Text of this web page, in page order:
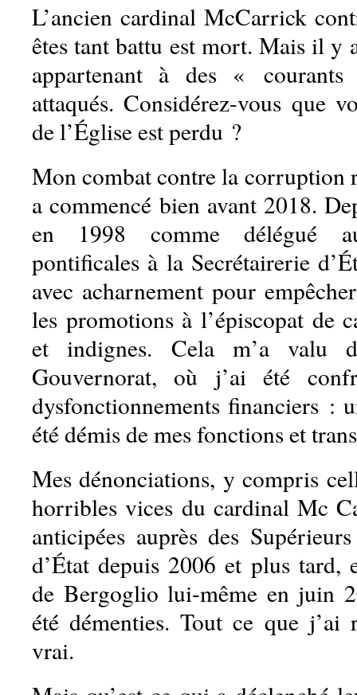
L’ancien cardinal McCarrick
êtes tant battu est mort. Mais il y
appartenant à des «
attaqués. Considérez-vous que
de l’Église est perdu ?
Mon combat contre la corruption
a commencé bien avant 2018.
en 1998 comme délégué
pontificales à la Secrétairerie
avec acharnement pour
les promotions à l’épiscopat de
et indignes. Cela m’a valu
Gouvernorat, où j’ai été
dysfonctionnements financiers :
été démis de mes fonctions et
Mes dénonciations, y compris
horribles vices du cardinal Mc
anticipées auprès des
d’État depuis 2006 et plus tard,
de Bergoglio lui-même en juin
été démenties. Tout ce que j’ai
vrai.